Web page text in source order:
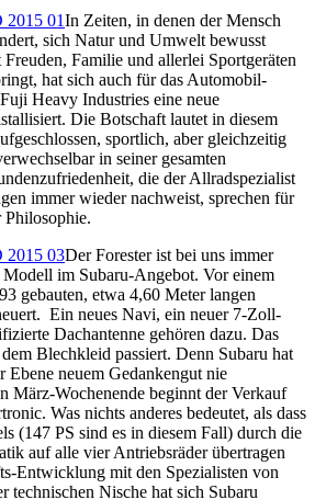
In Zeiten, in denen der Mensch
sich Natur und Umwelt bewusst
Familie und allerlei Sportgeräten
hat sich auch für das Automobil-
Heavy Industries eine neue
Die Botschaft lautet in diesem
sportlich, aber gleichzeitig
in seiner gesamten
die der Allradspezialist
immer wieder nachweist, sprechen für
Philosophie.
Der Forester ist bei uns immer
Modell im Subaru-Angebot. Vor einem
gebauten, etwa 4,60 Meter langen
Ein neues Navi, ein neuer 7-Zoll-
Dachantenne gehören dazu. Das
Blechkleid passiert. Denn Subaru hat
Ebene neuem Gedankengut nie
März-Wochenende beginnt der Verkauf
Was nichts anderes bedeutet, als dass
(147 PS sind es in diesem Fall) durch die
auf alle vier Antriebsräder übertragen
Entwicklung mit den Spezialisten von
technischen Nische hat sich Subaru